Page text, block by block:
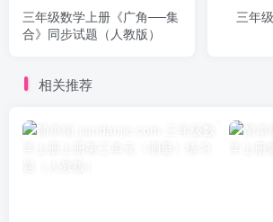
三年级数学上册《广角──集
合》同步试题（人教版）
三年
相关推荐